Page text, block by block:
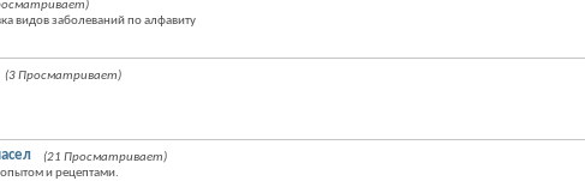
видов заболеваний по алфавиту
(3 Просматривает)
(21 Просматривает)
и рецептами.